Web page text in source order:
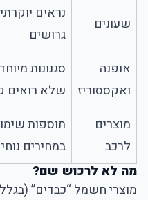
שעונים
נראים
גרושים
אופנה
ואקססוריז
סגנונות
שלא רואים
מוצרים
לרכב
תוספות
במחירים
מה לא לרכוש שם?
מוצרי חשמל “כבדים”